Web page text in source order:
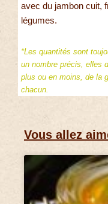
avec du jambon cuit,
légumes.
*Les quantités sont
un nombre précis, elles
plus ou en moins, de la
chacun.
Vous allez